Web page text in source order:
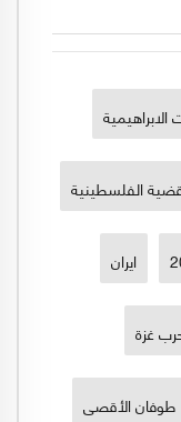
الابراهيمية
الفلسطينية
ايران
غزة
طوفان الأقصى